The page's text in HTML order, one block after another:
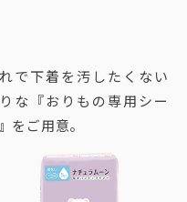
で下着を汚したくない
な『おりもの専用シー
をご用意。